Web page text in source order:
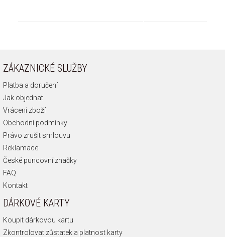
ZÁKAZNICKÉ SLUŽBY
Platba a doručení
Jak objednat
Vrácení zboží
Obchodní podmínky
Právo zrušit smlouvu
Reklamace
České puncovní značky
FAQ
Kontakt
DÁRKOVÉ KARTY
Koupit dárkovou kartu
Zkontrolovat zůstatek a platnost karty